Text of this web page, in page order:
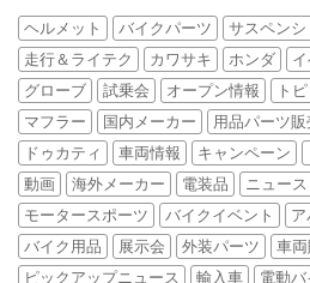
ヘルメット バイクパーツ サスペンシ
走行＆ライテク
カワサキ ホンダ
グローブ
試乗会 オープン情報 ト
マフラー
国内メーカー 用品パーツ販
ドゥカティ
車両情報 キャンペーン
動画
海外メーカー 電装品 ニュース
モータースポーツ
バイクイベント
バイク用品
展示会 外装パーツ
車
ピックアップニュース
輸入車 電動バ